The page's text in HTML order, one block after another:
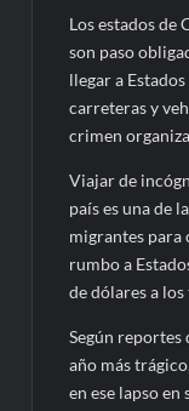
Los estados de
son paso
llegar a
carreteras y
crimen
Viajar de
país es una de
migrantes para
rumbo a
de dólares a
Según reportes
año más
en ese lapso